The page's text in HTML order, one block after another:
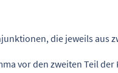
die jeweils aus
vor den zweiten Teil